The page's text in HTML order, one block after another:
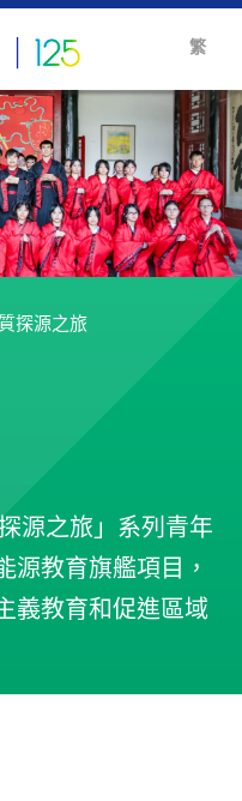
繁
探源之旅
源之旅」系列青年
源教育旗艦項目，
義教育和促進區域